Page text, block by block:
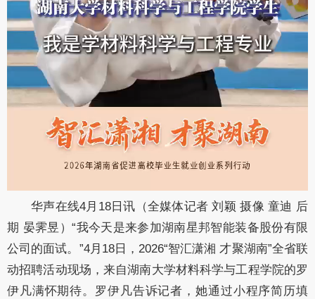
华声在线4月18日讯（全媒体记者 刘颖 摄像 童迪 后
期 晏霁昱）“我今天是来参加湖南星邦智能装备股份有限
公司的面试。”4月18日，2026“智汇潇湘 才聚湖南”全省联
动招聘活动现场，来自湖南大学材料科学与工程学院的罗
伊凡满怀期待。罗伊凡告诉记者，她通过小程序简历填